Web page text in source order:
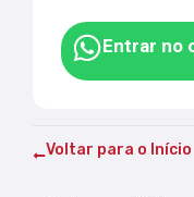
Entrar no
Voltar para o Início